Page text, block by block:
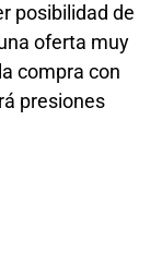
posibilidad de
oferta muy
compra con
presiones